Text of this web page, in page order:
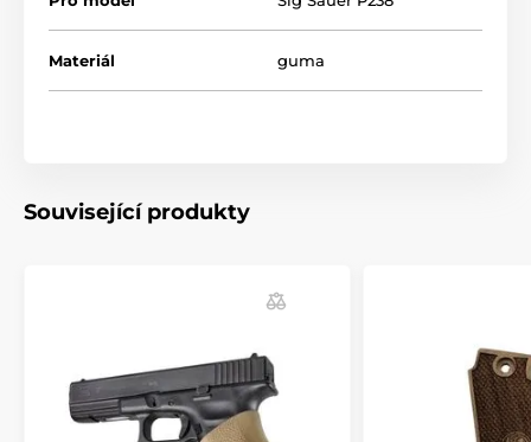
tvarování umožňuje vyrábět pryžové rukojeti s
vlastnostmi, které fungují pro všechny zbraně.
- Hogue tvaruje své syntetické rukojeti tak aby
odpovídaly ortopedickému tvaru ruky s vybráním pro
- Textura zdrsnění Cobblestone™ poskytuje účinný
nepropustný pro všechny oleje a rozpouštědla.
- Snadná instalace. Nasazení možné během několika
sekund.
- poskytuje roky spolehlivé služby.
Materiál guma
Související produkty